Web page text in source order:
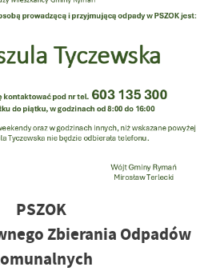
PSZOK
Zbierania Odpadów